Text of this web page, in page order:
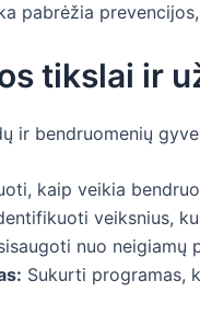
pabrėžia
tikslai ir
ir bendruomenių
kaip veikia
veiksnius,
nuo neigiamų
Sukurti programas,